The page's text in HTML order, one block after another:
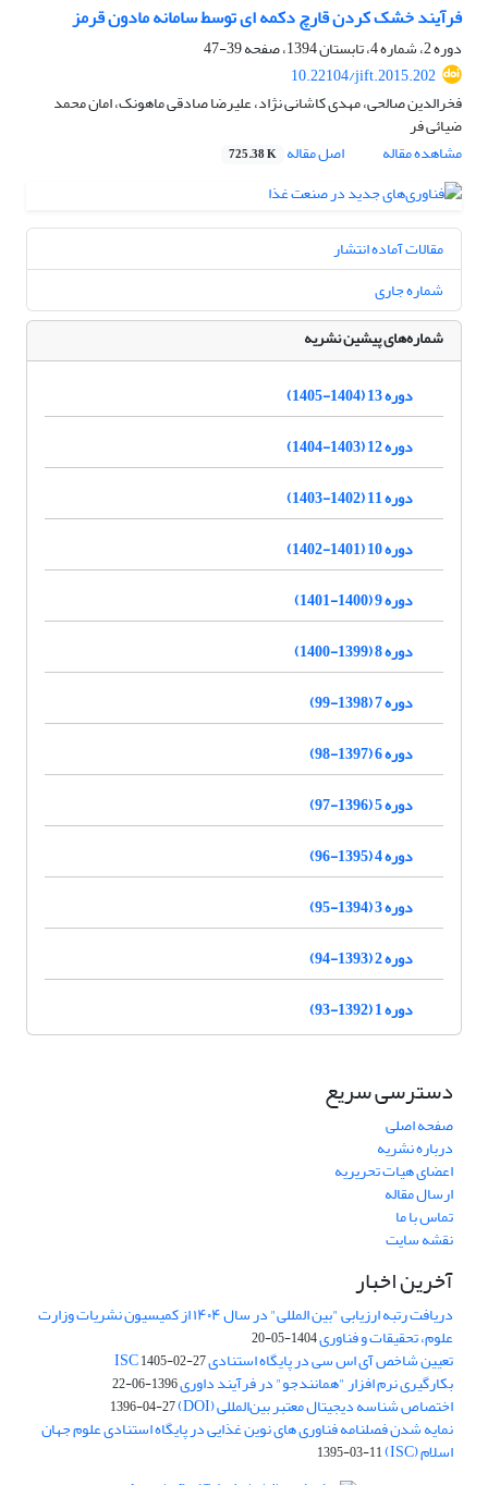
فرآیند خشک کردن قارچ دکمه ای توسط سامانه مادون قرمز
دوره 2، شماره 4، تابستان 1394، صفحه
39-47
10.22104/jift.2015.202
فخرالدین صالحی، مهدی کاشانی نژاد، علیرضا صادقی ماهونک، امان محمد
ضیائی فر
مشاهده مقاله
اصل مقاله 725.38 K
مقالات آماده انتشار
شماره جاری
شماره‌های پیشین نشریه
دوره 13 (1404-1405)
دوره 12 (1403-1404)
دوره 11 (1402-1403)
دوره 10 (1401-1402)
دوره 9 (1400-1401)
دوره 8 (1399-1400)
دوره 7 (1398-99)
دوره 6 (1397-98)
دوره 5 (1396-97)
دوره 4 (1395-96)
دوره 3 (1394-95)
دوره 2 (1393-94)
دوره 1 (1392-93)
دسترسی سریع
صفحه اصلی
درباره نشریه
اعضای هیات تحریریه
ارسال مقاله
تماس با ما
نقشه سایت
آخرین اخبار
دریافت رتبه ارزیابی "بین المللی" در سال ۱۴۰۴ از کمیسیون نشریات وزارت
علوم، تحقیقات و فناوری1404-05-20
تعیین شاخص آی اس سی در پایگاه استنادی ISC1405-02-27
بکارگیری نرم افزار "همانندجو" در فرآیند داوری1396-06-22
اختصاص شناسه دیجیتال معتبر بین‌المللی (DOI) 1396-04-27
نمایه شدن فصلنامه فناوری های نوین غذایی در پایگاه استنادی علوم جهان
اسلام (ISC) 1395-03-11